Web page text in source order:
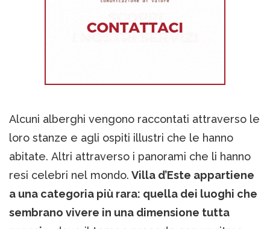
Alcuni alberghi vengono raccontati attraverso le
loro stanze e agli ospiti illustri che le hanno
abitate. Altri attraverso i panorami che li hanno
resi celebri nel mondo. Villa d’Este appartiene
a una categoria più rara: quella dei luoghi che
sembrano vivere in una dimensione tutta